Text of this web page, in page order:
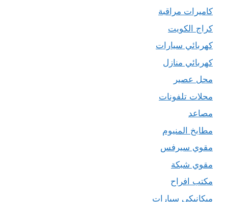
كاميرات مراقبة
كراج الكويت
كهربائي سيارات
كهربائي منازل
محل عصير
محلات تلفونات
مصاعد
مطابخ المنيوم
مقوي سيرفس
مقوي شبكة
مكتب افراح
ميكانيكي سيارات